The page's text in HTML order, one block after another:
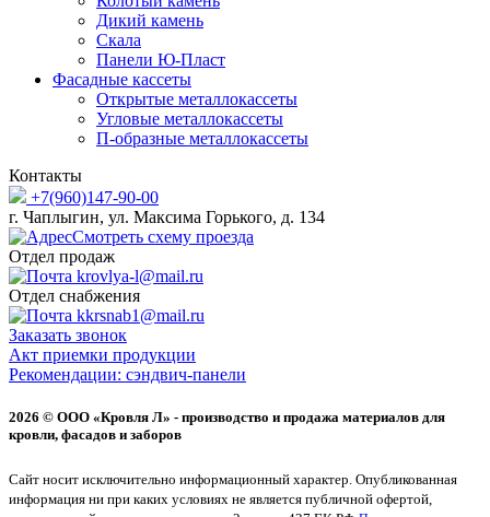
Дикий камень
Скала
Панели Ю-Пласт
Фасадные кассеты
Открытые металлокассеты
Угловые металлокассеты
П-образные металлокассеты
Контакты
+7(960)147-90-00
г. Чаплыгин, ул. Максима Горького, д. 134
Смотреть схему проезда
Отдел продаж
krovlya-l@mail.ru
Отдел снабжения
kkrsnab1@mail.ru
Заказать звонок
Акт приемки продукции
Рекомендации: сэндвич-панели
2026 © ООО «Кровля Л» - производство и продажа материалов для
кровли, фасадов и заборов
Сайт носит исключительно информационный характер. Опубликованная
информация ни при каких условиях не является публичной офертой,